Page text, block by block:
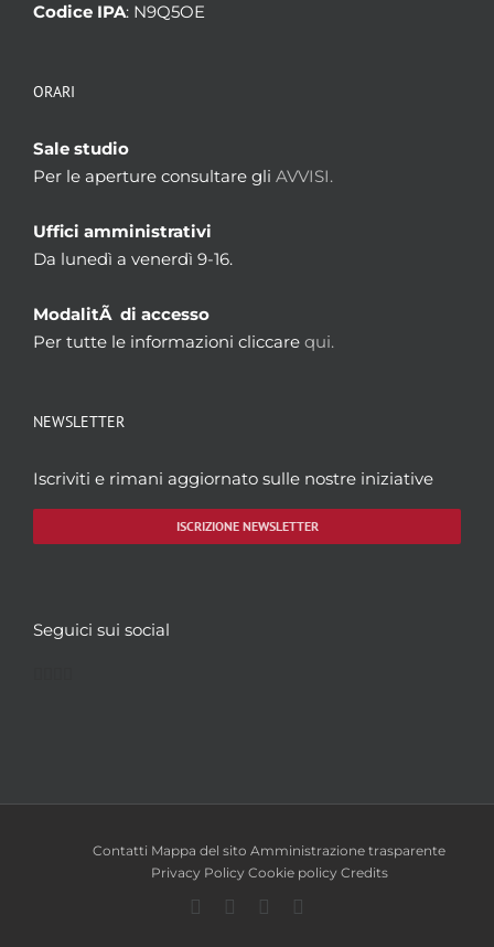
Codice IPA: N9Q5OE
ORARI
Sale studio
Per le aperture consultare gli AVVISI.
Uffici amministrativi
Da lunedì a venerdì 9-16.
ModalitÃ di accesso
Per tutte le informazioni cliccare qui.
NEWSLETTER
Iscriviti e rimani aggiornato sulle nostre iniziative
ISCRIZIONE NEWSLETTER
Seguici sui social
Contatti Mappa del sito Amministrazione trasparente
Privacy Policy Cookie policy Credits
Facebook
TwitterYouTube